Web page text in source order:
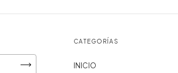
CATEGORÍAS
INICIO